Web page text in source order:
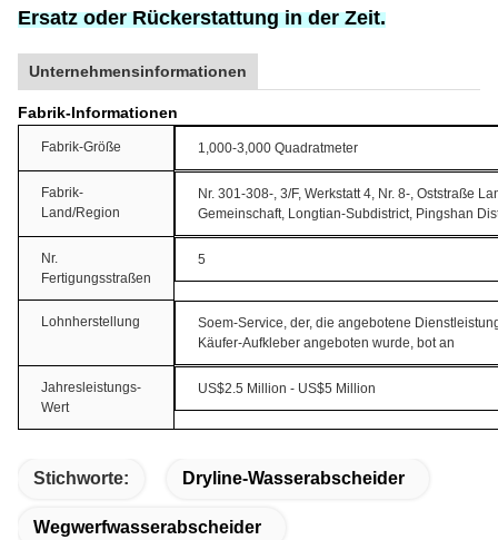
Ersatz oder Rückerstattung in der Zeit.
Unternehmensinformationen
Fabrik-Informationen
Fabrik-Größe 1,000-3,000 Quadratmeter
Fabrik-
Land/Region
Nr. 301-308-, 3/F, Werkstatt 4, Nr. 8-, Oststraße
Gemeinschaft, Longtian-Subdistrict, Pingshan
Nr.
Fertigungsstraßen
5
Lohnherstellung
Soem-Service, der, die angebotene
Käufer-Aufkleber angeboten wurde, bot an
Jahresleistungs-
Wert
US$2.5 Million - US$5 Million
Stichworte: Dryline-Wasserabscheider
Wegwerfwasserabscheider